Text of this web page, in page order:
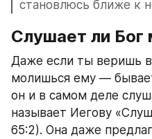
становлюсь ближе к
Слушает ли Бог
Даже если ты веришь
молишься ему —
он и в самом деле
называет Иегову
65:2). Она даже